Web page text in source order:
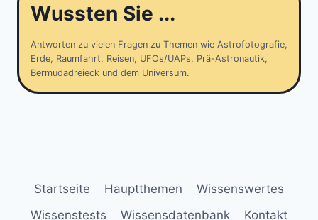
Wussten Sie ...
Antworten zu vielen Fragen zu Themen wie Astrofotografie,
Erde, Raumfahrt, Reisen, UFOs/UAPs, Prä-Astronautik,
Bermudadreieck und dem Universum.
Startseite Hauptthemen
Wissenswertes
Wissenstests
Wissensdatenbank Kontakt